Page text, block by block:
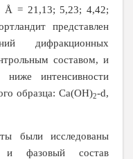
Å = 21,13; 5,23; 4,42;
представлен
дифракционных
составом, и
ниже интенсивности
образца: Сa(OH)2­-d,
были исследованы
и фазовый состав